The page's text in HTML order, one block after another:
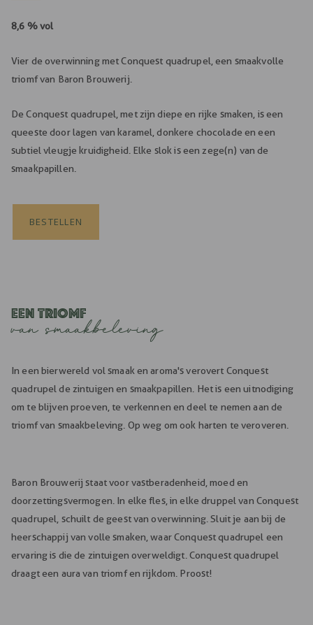
8,6 % vol
Vier de overwinning met Conquest quadrupel, een smaakvolle
triomf van Baron Brouwerij.
De Conquest quadrupel, met zijn diepe en rijke smaken, is een
queeste door lagen van karamel, donkere chocolade en een
subtiel vleugje kruidigheid. Elke slok is een zege(n) van de
smaakpapillen.
Een triomf
van smaakbeleving
In een bierwereld vol smaak en aroma's verovert Conquest
quadrupel de zintuigen en smaakpapillen. Het is een uitnodiging
om te blijven proeven, te verkennen en deel te nemen aan de
triomf van smaakbeleving. Op weg om ook harten te veroveren.
Baron Brouwerij staat voor vastberadenheid, moed en
doorzettingsvermogen. In elke fles, in elke druppel van Conquest
quadrupel, schuilt de geest van overwinning. Sluit je aan bij de
heerschappij van volle smaken, waar Conquest quadrupel een
ervaring is die de zintuigen overweldigt. Conquest quadrupel
draagt een aura van triomf en rijkdom. Proost!